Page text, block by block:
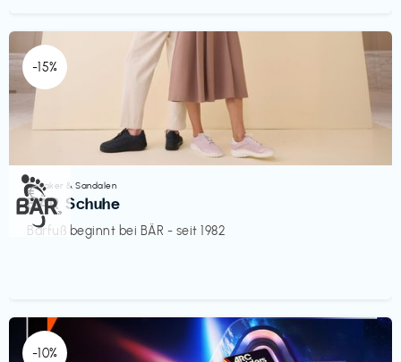
-15%
Sneaker & Sandalen
BÄR Schuhe
Barfuß beginnt bei BÄR - seit 1982
€‎
-10%